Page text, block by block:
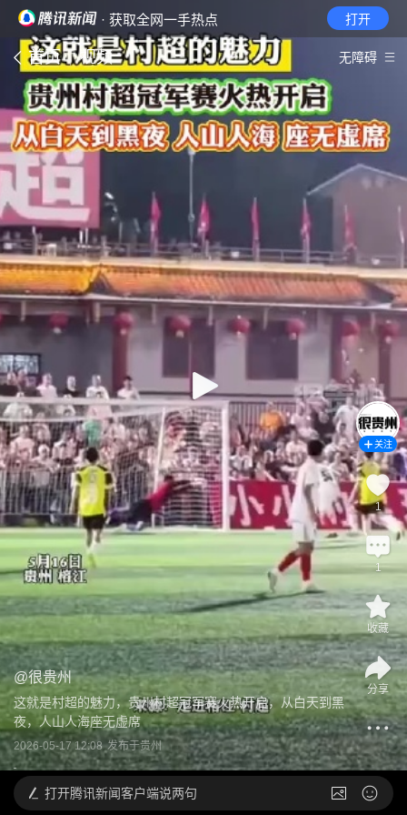
· 获取全网一手热点 打开
首页 视频 无障碍
@很贵州
这就是村超的魅力，贵州村超冠军赛火热开启，从白天到黑
夜，人山人海座无虚席
2026-05-17 12:08 发布于贵州
关注
1
1
收藏
分享
打开腾讯新闻客户端说两句